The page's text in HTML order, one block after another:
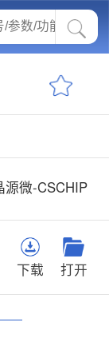
源微-CSCHIP
下载 打开